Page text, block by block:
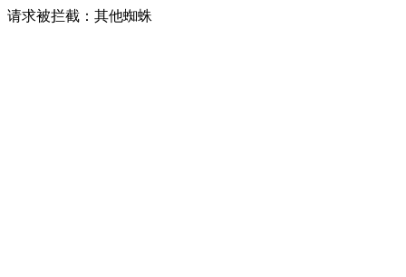
请求被拦截：其他蜘蛛